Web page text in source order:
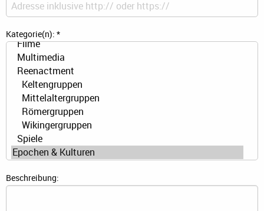
Kategorie(n): *
Beschreibung: